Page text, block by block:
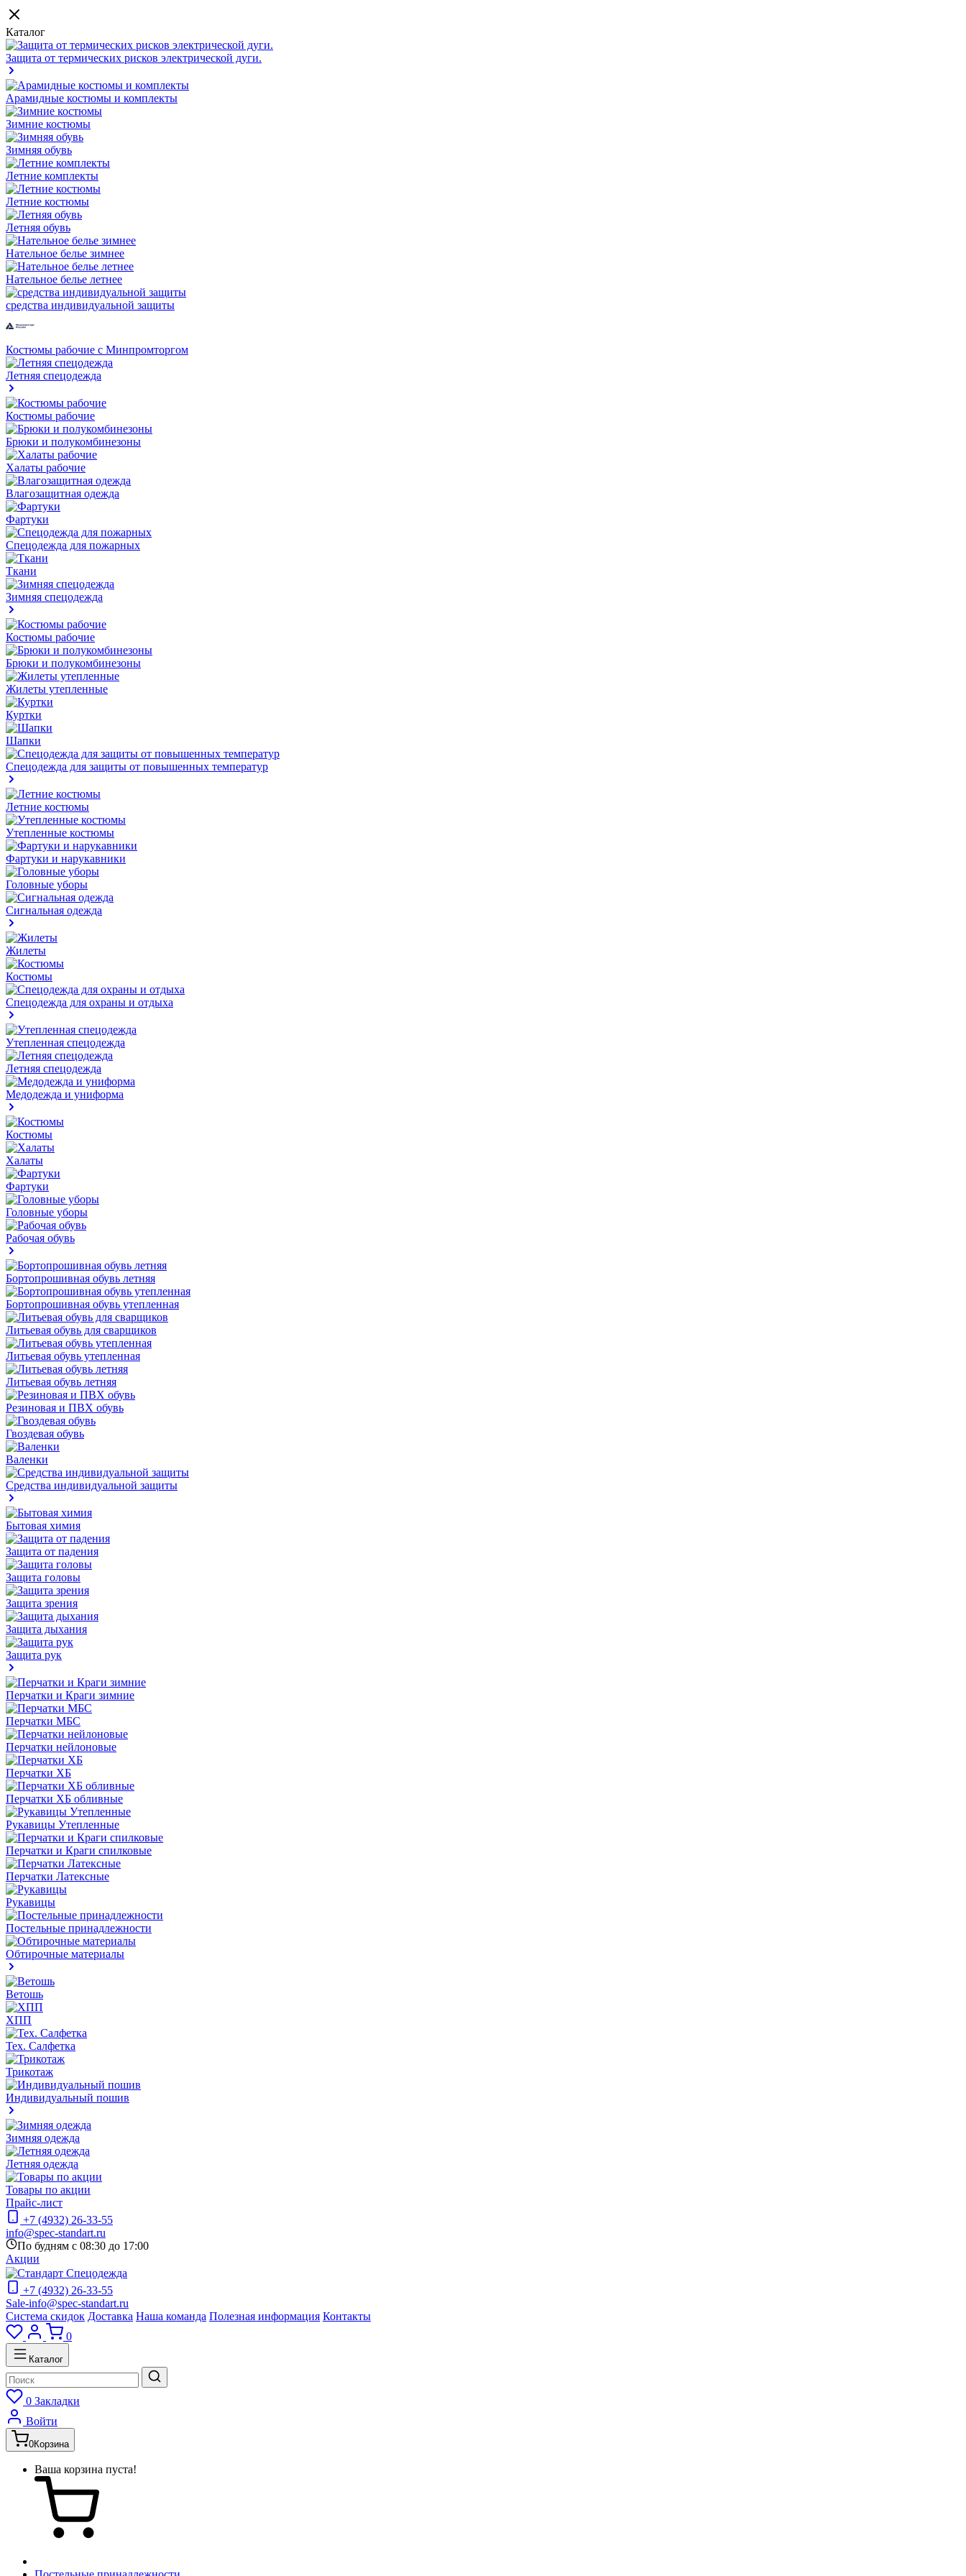
Каталог
Защита от термических рисков электрической дуги.
Арамидные костюмы и комплекты
Зимние костюмы
Зимняя обувь
Летние комплекты
Летние костюмы
Летняя обувь
Нательное белье зимнее
Нательное белье летнее
средства индивидуальной защиты
Костюмы рабочие с Минпромторгом
Летняя спецодежда
Костюмы рабочие
Брюки и полукомбинезоны
Халаты рабочие
Влагозащитная одежда
Фартуки
Спецодежда для пожарных
Ткани
Зимняя спецодежда
Костюмы рабочие
Брюки и полукомбинезоны
Жилеты утепленные
Куртки
Шапки
Спецодежда для защиты от повышенных температур
Летние костюмы
Утепленные костюмы
Фартуки и нарукавники
Головные уборы
Сигнальная одежда
Жилеты
Костюмы
Спецодежда для охраны и отдыха
Утепленная спецодежда
Летняя спецодежда
Медодежда и униформа
Костюмы
Халаты
Фартуки
Головные уборы
Рабочая обувь
Бортопрошивная обувь летняя
Бортопрошивная обувь утепленная
Литьевая обувь для сварщиков
Литьевая обувь утепленная
Литьевая обувь летняя
Резиновая и ПВХ обувь
Гвоздевая обувь
Валенки
Средства индивидуальной защиты
Бытовая химия
Защита от падения
Защита головы
Защита зрения
Защита дыхания
Защита рук
Перчатки и Краги зимние
Перчатки МБС
Перчатки нейлоновые
Перчатки ХБ
Перчатки ХБ обливные
Рукавицы Утепленные
Перчатки и Краги спилковые
Перчатки Латексные
Рукавицы
Постельные принадлежности
Обтирочные материалы
Ветошь
ХПП
Тех. Салфетка
Трикотаж
Индивидуальный пошив
Зимняя одежда
Летняя одежда
Товары по акции
Прайс-лист
+7 (4932) 26-33-55
info@spec-standart.ru
По будням с 08:30 до 17:00
Акции
+7 (4932) 26-33-55
Sale-info@spec-standart.ru
Система скидок Доставка Наша команда Полезная информация Контакты
0
Каталог
0 Закладки
Войти
0Корзина
Ваша корзина пуста!